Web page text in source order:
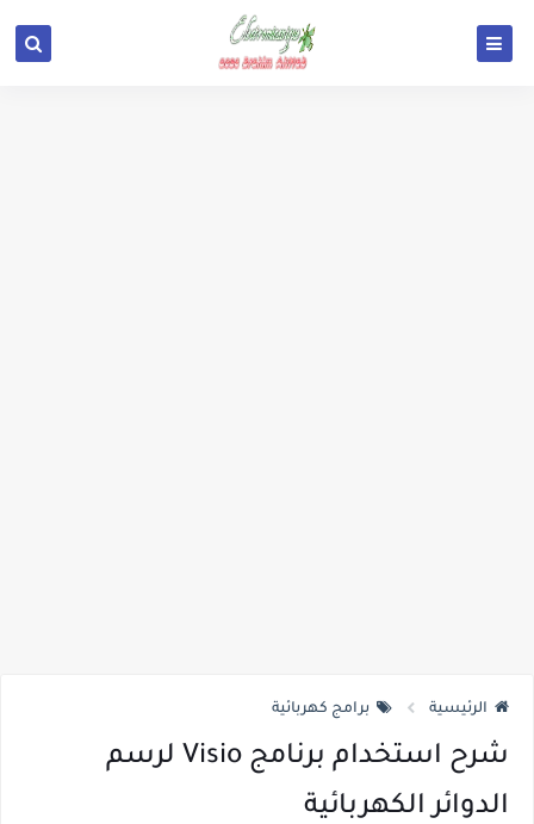
الرئيسية برامج كهربائية
شرح استخدام برنامج Visio لرسم
الدوائر الكهربائية